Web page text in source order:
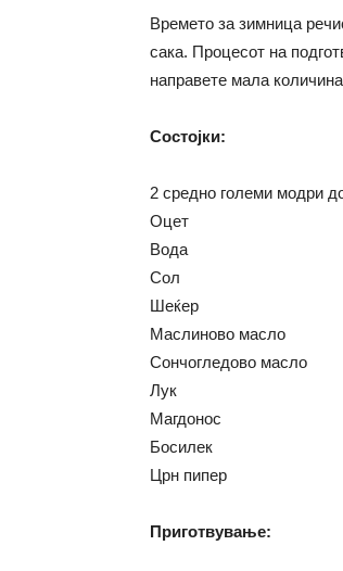
Времето за зимница
сака. Процесот на
направете мала
Состојки:
2 средно големи модри
Оцет
Вода
Сол
Шеќер
Маслиново масло
Сончогледово масло
Лук
Магдонос
Босилек
Црн пипер
Приготвување: